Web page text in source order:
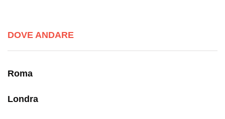
DOVE ANDARE
Roma
Londra